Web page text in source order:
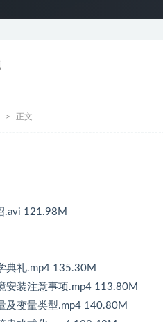
正文
.avi 121.98M
典礼.mp4 135.30M
安装注意事项.mp4 113.80M
及变量类型.mp4 140.80M